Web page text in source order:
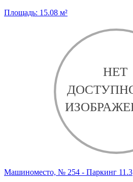
Площадь: 15.08 м²
Машиноместо, № 254 - Паркинг 11.3